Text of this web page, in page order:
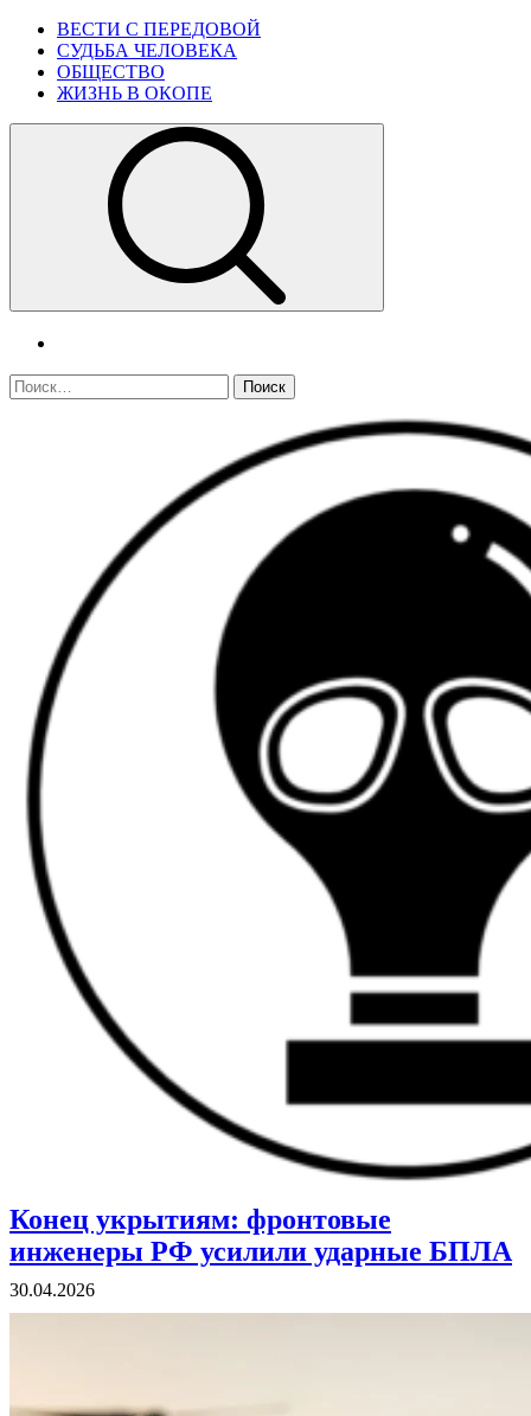
Skip
content
Primary
Menu
ВЕСТИ С ПЕРЕДОВОЙ
СУДЬБА ЧЕЛОВЕКА
ОБЩЕСТВО
ЖИЗНЬ В ОКОПЕ
Найти:
ВОЕННЫЕ СТРАНИЦЫ
СТАТЬИ ВОЕННОЙ ТЕМАТИКИ
Конец укрытиям: фронтовые
инженеры РФ усилили ударные БПЛА
30.04.2026